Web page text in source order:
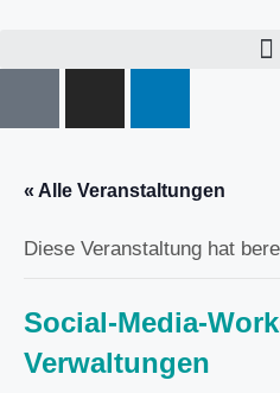
« Alle Veranstaltungen
Diese Veranstaltung hat
Social-Media-
Verwaltungen